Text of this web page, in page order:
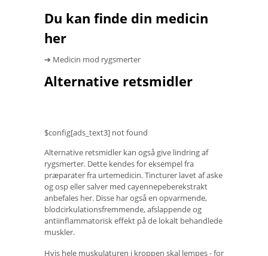
Du kan finde din medicin
her
➔ Medicin mod rygsmerter
Alternative retsmidler
$config[ads_text3] not found
Alternative retsmidler kan også give lindring af
rygsmerter. Dette kendes for eksempel fra
præparater fra urtemedicin. Tincturer lavet af aske
og osp eller salver med cayennepeberekstrakt
anbefales her. Disse har også en opvarmende,
blodcirkulationsfremmende, afslappende og
antiinflammatorisk effekt på de lokalt behandlede
muskler.
Hvis hele muskulaturen i kroppen skal lempes - for